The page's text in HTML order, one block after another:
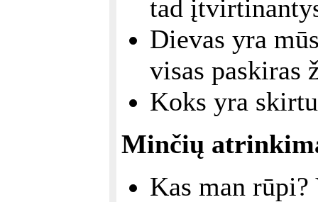
tad
Dievas yra
visas paskiras
Koks yra
Minčių
Kas man